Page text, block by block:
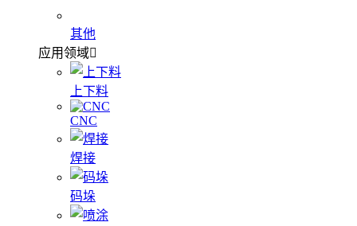
其他
应用领域
上下料
CNC
焊接
码垛